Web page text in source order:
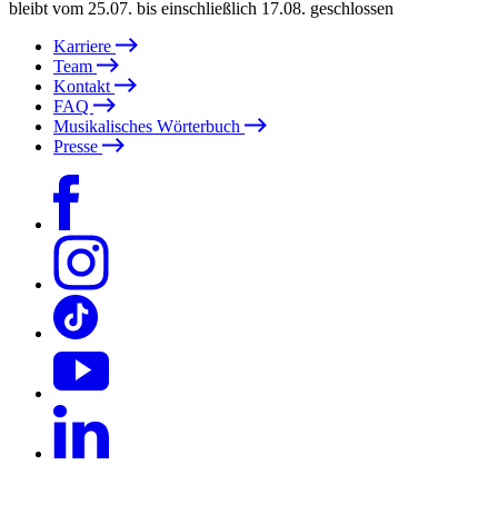
bleibt vom 25.07. bis einschließlich 17.08. geschlossen
Karriere
Team
Kontakt
FAQ
Musikalisches Wörterbuch
Presse